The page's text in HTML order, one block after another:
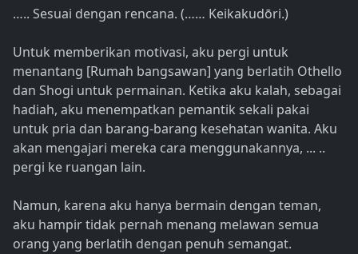
….. Sesuai dengan rencana. (…… Keikakudōri.)
Untuk memberikan motivasi, aku pergi untuk
menantang [Rumah bangsawan] yang berlatih Othello
dan Shogi untuk permainan. Ketika aku kalah, sebagai
hadiah, aku menempatkan pemantik sekali pakai
untuk pria dan barang-barang kesehatan wanita. Aku
akan mengajari mereka cara menggunakannya, ... ..
pergi ke ruangan lain.
Namun, karena aku hanya bermain dengan teman,
aku hampir tidak pernah menang melawan semua
orang yang berlatih dengan penuh semangat.